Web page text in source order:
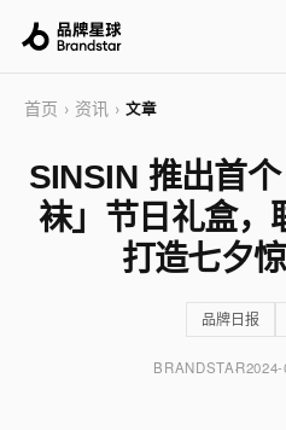
首页 › 资讯 › 文章
SINSIN 推出首
袜」节日礼盒，
打造七夕
品牌日报
BRANDSTAR